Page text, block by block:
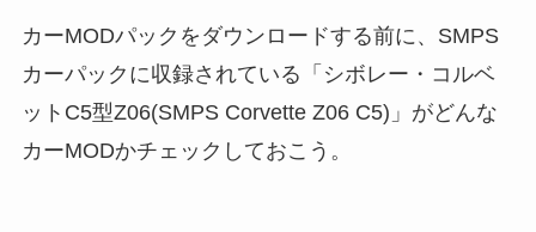
カーMODパックをダウンロードする前に、SMPS
カーパックに収録されている「シボレー・コルベ
ットC5型Z06(SMPS Corvette Z06 C5)」がどんな
カーMODかチェックしておこう。